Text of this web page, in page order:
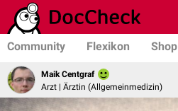
Community Flexikon Shop
Maik Centgraf
Arzt | Ärztin (Allgemeinmedizin)